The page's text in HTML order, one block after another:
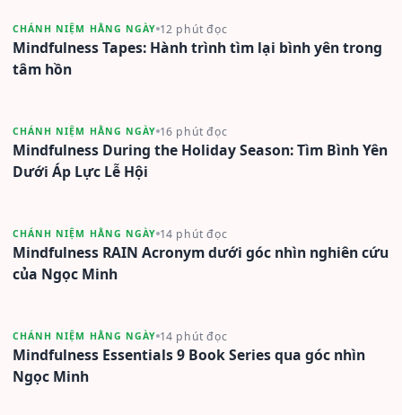
CHÁNH NIỆM HẰNG NGÀY 12 phút đọc
Mindfulness Tapes: Hành trình tìm lại bình yên trong
tâm hồn
CHÁNH NIỆM HẰNG NGÀY 16 phút đọc
Mindfulness During the Holiday Season: Tìm Bình Yên
Dưới Áp Lực Lễ Hội
CHÁNH NIỆM HẰNG NGÀY 14 phút đọc
Mindfulness RAIN Acronym dưới góc nhìn nghiên cứu
của Ngọc Minh
CHÁNH NIỆM HẰNG NGÀY 14 phút đọc
Mindfulness Essentials 9 Book Series qua góc nhìn
Ngọc Minh